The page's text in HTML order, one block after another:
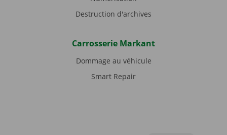
Destruction d'archives
Carrosserie Markant
Dommage au véhicule
Smart Repair